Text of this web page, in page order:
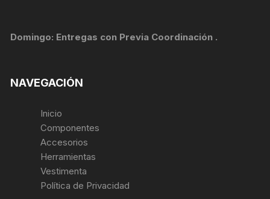
Domingo: Entregas con Previa Coordinación .
NAVEGACIÓN
Inicio
Componentes
Accesorios
Herramientas
Vestimenta
Política de Privacidad